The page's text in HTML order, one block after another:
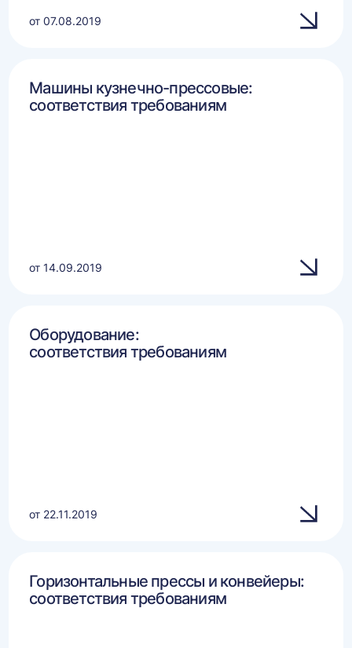
от 07.08.2019
Машины кузнечно-прессовые:
соответствия требованиям
от 14.09.2019
Оборудование:
соответствия требованиям
от 22.11.2019
Горизонтальные прессы и конвейеры:
соответствия требованиям